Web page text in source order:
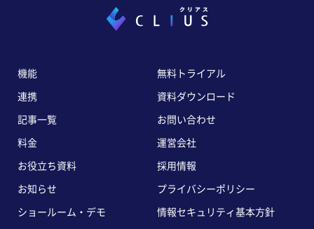
機能
連携
記事一覧
料金
お役立ち資料
お知らせ
ショールーム・デモ
無料トライアル
資料ダウンロード
お問い合わせ
運営会社
採用情報
プライバシーポリシー
情報セキュリティ基本方針